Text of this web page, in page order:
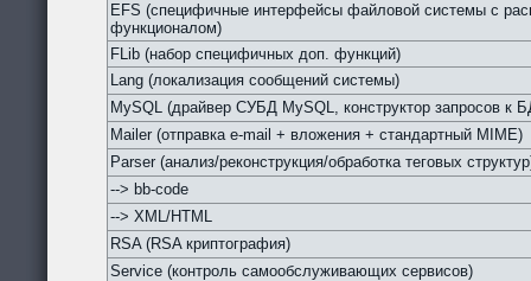
EFS (специфичные интерфейсы файловой системы с
функционалом)
FLib (набор специфичных доп. функций)
Lang (локализация сообщений системы)
MySQL (драйвер СУБД MySQL, конструктор запросов к
Mailer (отправка e-mail + вложения + стандартный MIME)
Parser (анализ/реконструкция/обработка теговых
--> bb-code
--> XML/HTML
RSA (RSA криптография)
Service (контроль самообслуживающих сервисов)